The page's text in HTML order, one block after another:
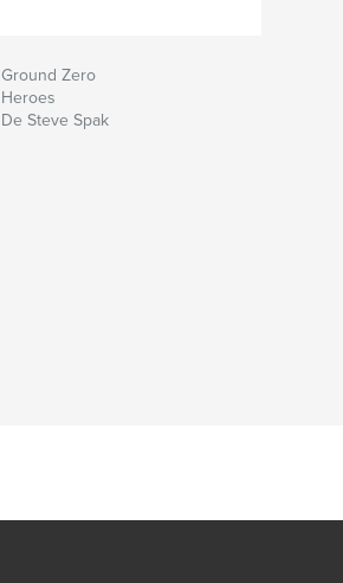
Ground Zero
Heroes
De Steve Spak